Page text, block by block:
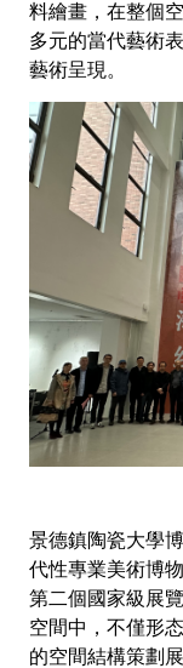
料繪畫，在整個
多元的當代藝術
藝術呈現。
景德鎮陶瓷大學
代性專業美術博
第二個國家級展
空間中，不僅形
的空間結構策劃